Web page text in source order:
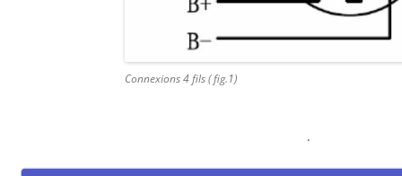
Connexions 4 fils ( fig.1)
.